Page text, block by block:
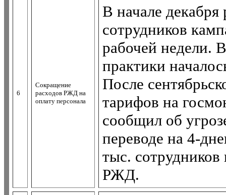
6
Сокращение
расходов РЖД на
оплату персонала
В начале
сотрудников
рабочей недели.
практики
После
тарифов на
сообщил об
переводе на 4-
тыс.
РЖД.